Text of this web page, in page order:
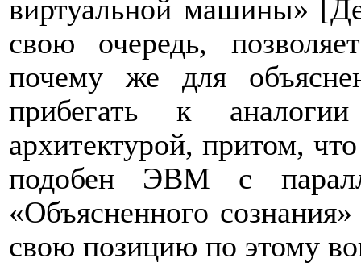
виртуальной машины»
свою очередь,
почему же для
прибегать к
архитектурой, притом,
подобен ЭВМ с
«Объясненного
свою позицию по этому